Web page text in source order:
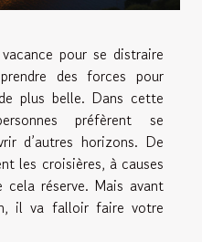
pour se distraire
des forces pour
plus belle. Dans cette
préfèrent se
d’autres horizons. De
les croisières, à causes
cela réserve. Mais avant
il va falloir faire votre